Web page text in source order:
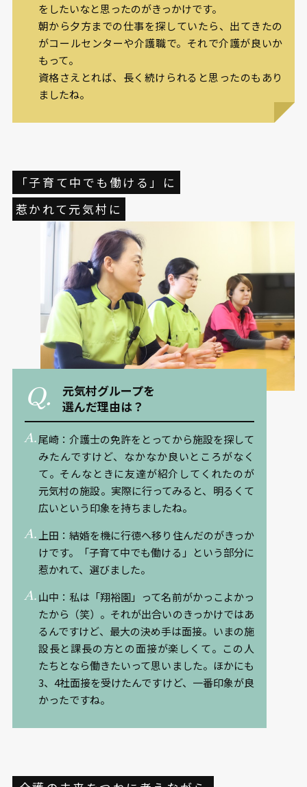
をしたいなと思ったのがきっかけです。
朝から夕方までの仕事を探していたら、出てきたの
がコールセンターや介護職で。それで介護が良いか
もって。
資格さえとれば、長く続けられると思ったのもあり
ましたね。
「子育て中でも働ける」に
惹かれて元気村に
元気村グループを
選んだ理由は？
尾崎：介護士の免許をとってから施設を探して
みたんですけど、なかなか良いところがなく
て。そんなときに友達が紹介してくれたのが
元気村の施設。実際に行ってみると、明るくて
広いという印象を持ちましたね。
上田：結婚を機に行徳へ移り住んだのがきっか
けです。「子育て中でも働ける」という部分に
惹かれて、選びました。
山中：私は「翔裕園」って名前がかっこよかっ
たから（笑）。それが出合いのきっかけではあ
るんですけど、最大の決め手は面接。いまの施
設長と課長の方との面接が楽しくて。この人
たちとなら働きたいって思いました。ほかにも
3、4社面接を受けたんですけど、一番印象が良
かったですね。